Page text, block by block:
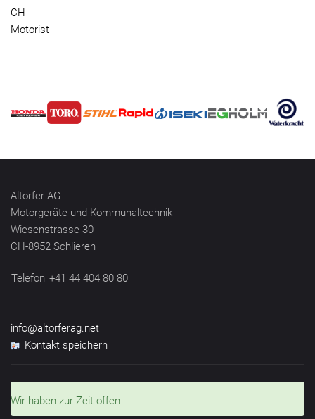
CH-
Motorist
Altorfer AG
Motorgeräte und Kommunaltechnik
Wiesenstrasse 30
CH-8952 Schlieren
Telefon +41 44 404 80 80
info@altorferag.net
Kontakt speichern
Wir haben zur Zeit offen